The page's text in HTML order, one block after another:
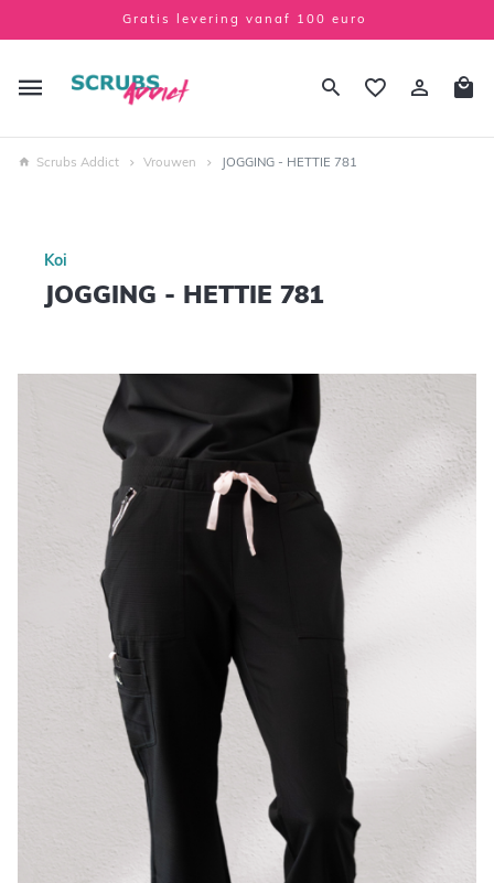
Gratis levering vanaf 100 euro
Scrubs Addict Vrouwen JOGGING - HETTIE 781
Koi
JOGGING - HETTIE 781